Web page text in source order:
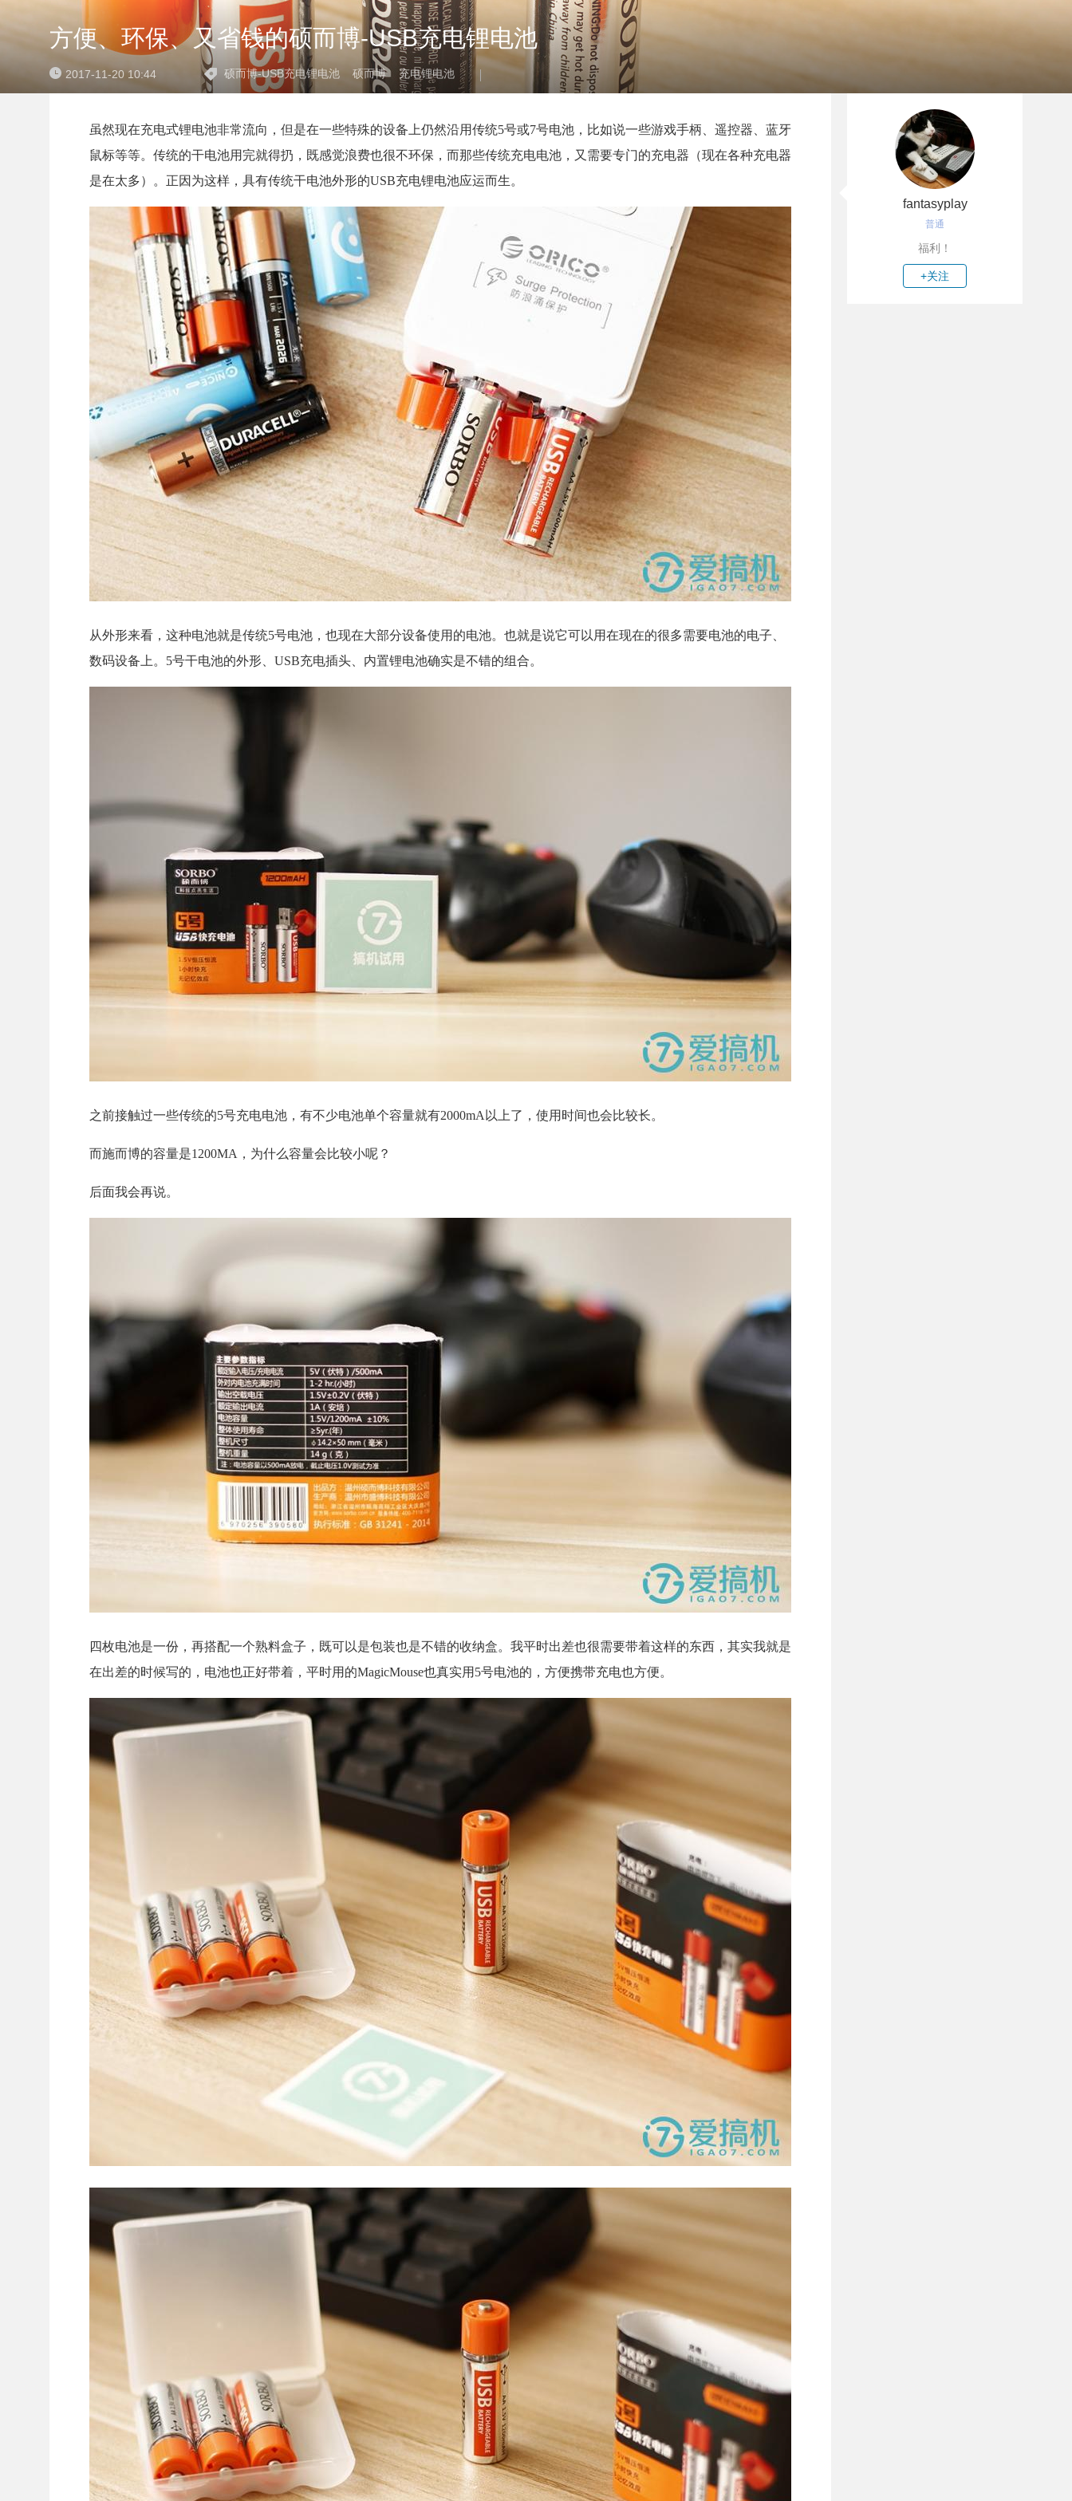
方便、环保、又省钱的硕而博-USB充电锂电池
2017-11-20 10:44 硕而博-USB充电锂电池 硕而博 充电锂电池
虽然现在充电式锂电池非常流向，但是在一些特殊的设备上仍然沿用传统5号或7号电池，比如说一些游戏手柄、遥控器、蓝牙
鼠标等等。传统的干电池用完就得扔，既感觉浪费也很不环保，而那些传统充电电池，又需要专门的充电器（现在各种充电器
是在太多）。正因为这样，具有传统干电池外形的USB充电锂电池应运而生。
从外形来看，这种电池就是传统5号电池，也现在大部分设备使用的电池。也就是说它可以用在现在的很多需要电池的电子、
数码设备上。5号干电池的外形、USB充电插头、内置锂电池确实是不错的组合。
之前接触过一些传统的5号充电电池，有不少电池单个容量就有2000mA以上了，使用时间也会比较长。
而施而博的容量是1200MA，为什么容量会比较小呢？
后面我会再说。
四枚电池是一份，再搭配一个熟料盒子，既可以是包装也是不错的收纳盒。我平时出差也很需要带着这样的东西，其实我就是
在出差的时候写的，电池也正好带着，平时用的MagicMouse也真实用5号电池的，方便携带充电也方便。
fantasyplay
普通
福利！
+关注